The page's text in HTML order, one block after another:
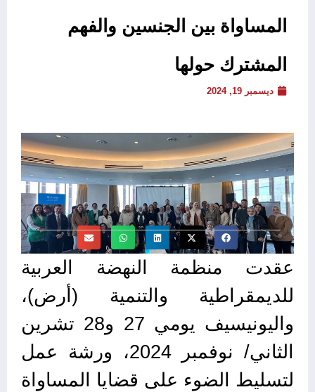
المساواة بين الجنسين والفهم
المشترك حولها
ديسمبر 19, 2024
عقدت منظمة النهضة العربية
للديمقراطية والتنمية (أرض)،
واليونيسيف يومي 27 و28 تشرين
الثاني/ نوفمبر 2024، ورشة عمل
لتسليط الضوء على قضايا المساواة